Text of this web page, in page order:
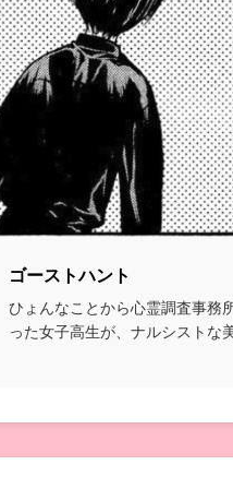
ゴーストハント
ひょんなことから心霊調査事務
った女子高生が、ナルシストな